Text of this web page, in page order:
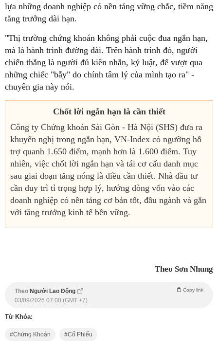
lựa những doanh nghiệp có nền tảng vững chắc, tiềm năng
tăng trưởng dài hạn.
"Thị trường chứng khoán không phải cuộc đua ngắn hạn,
mà là hành trình đường dài. Trên hành trình đó, người
chiến thắng là người đủ kiên nhẫn, kỷ luật, để vượt qua
những chiếc "bẫy" do chính tâm lý của mình tạo ra" -
chuyên gia này nói.
Chốt lời ngắn hạn là cần thiết
Công ty Chứng khoán Sài Gòn - Hà Nội (SHS) đưa ra
khuyến nghị trong ngắn hạn, VN-Index có ngưỡng hỗ
trợ quanh 1.650 điểm, mạnh hơn là 1.600 điểm. Tuy
nhiên, việc chốt lời ngắn hạn và tái cơ cấu danh mục
sau giai đoạn tăng nóng là điều cần thiết. Nhà đầu tư
cần duy trì tỉ trọng hợp lý, hướng dòng vốn vào các
doanh nghiệp có nền tảng cơ bản tốt, đầu ngành và gắn
với tăng trưởng kinh tế bền vững.
Theo Sơn Nhung
Theo Người Lao Động Copy link
03/09/2025 07:00 (GMT +7)
Từ Khóa:
Chứng Khoán Cổ Phiếu